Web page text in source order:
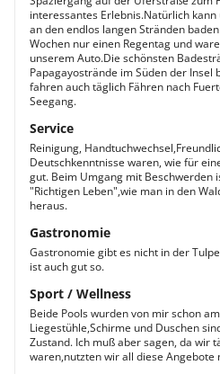
interessantes Erlebnis.Natürlich
an den endlos langen Stränden
Wochen nur einen Regentag und
unserem Auto.Die schönsten
Papagayostrände im Süden der Insel
fahren auch täglich Fähren nach
Seegang.
Service
Reinigung,
Deutschkenntnisse waren, wie für
gut. Beim Umgang mit Beschwerden
"Richtigen Leben",wie man in den
heraus.
Gastronomie
Gastronomie gibt es nicht in der
ist auch gut so.
Sport / Wellness
Beide Pools wurden von mir schon
Liegestühle,Schirme und Duschen
Zustand. Ich muß aber sagen, da wir
waren,nutzten wir all diese Angebote